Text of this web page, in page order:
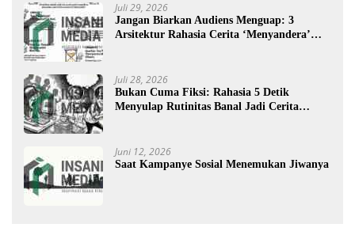
Juli 29, 2026
Jangan Biarkan Audiens Menguap: 3
Arsitektur Rahasia Cerita ‘Menyandera’
Juli 28, 2026
Bukan Cuma Fiksi: Rahasia 5 Detik
Menyulap Rutinitas Banal Jadi Cerita
Juni 12, 2026
Saat Kampanye Sosial Menemukan Jiwanya